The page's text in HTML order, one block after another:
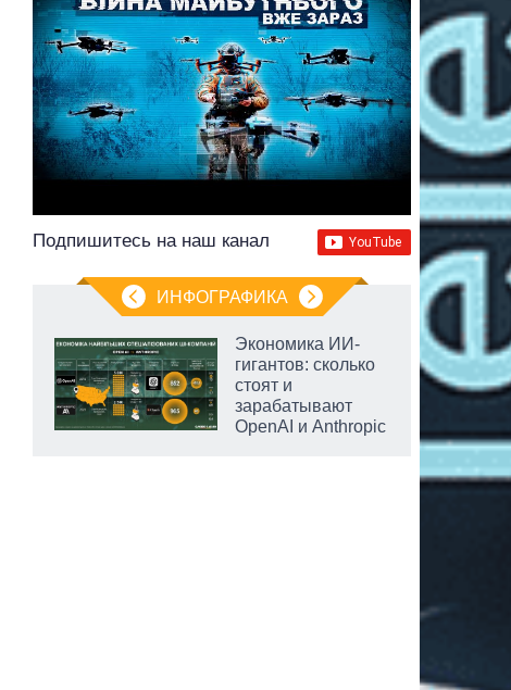
Подпишитесь на наш канал
ИНФОГРАФИКА
Экономика ИИ-
гигантов: сколько
стоят и
зарабатывают
OpenAI и Anthropic